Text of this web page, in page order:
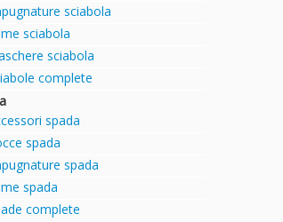
sciabola
sciabola
sciabola
complete
spada
spada
spada
spada
complete